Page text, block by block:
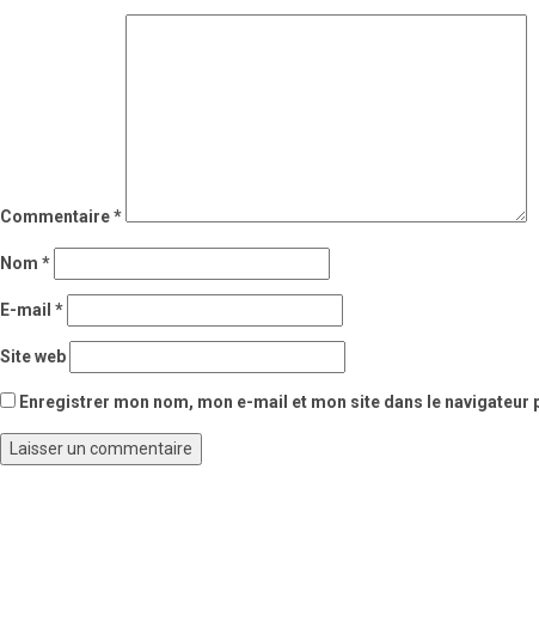
Commentaire*
Nom *
E-mail *
Site web
Enregistrer mon nom, mon e-mail et mon site dans le